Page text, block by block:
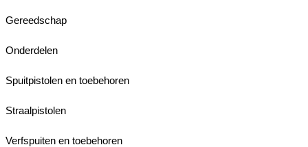
Gereedschap
Onderdelen
Spuitpistolen en toebehoren
Straalpistolen
Verfspuiten en toebehoren